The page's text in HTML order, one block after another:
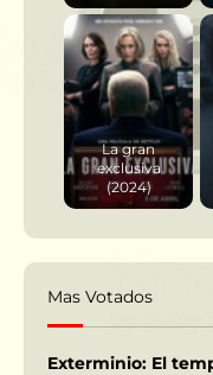
La gran
exclusiva
(2024)
Mas Votados
Exterminio: El